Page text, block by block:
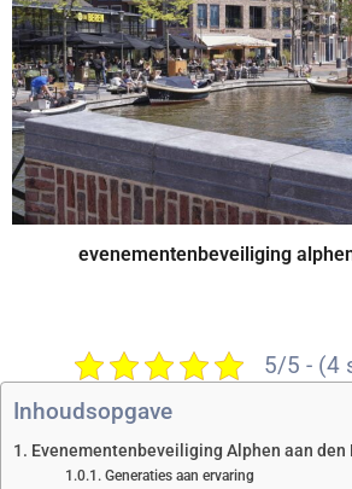
evenementenbeveiliging
5/5 - (4
Inhoudsopgave
Evenementenbeveiliging Alphen aan den
Generaties aan ervaring